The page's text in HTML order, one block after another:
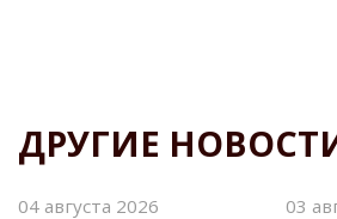
ДРУГИЕ
04 августа 2026 03